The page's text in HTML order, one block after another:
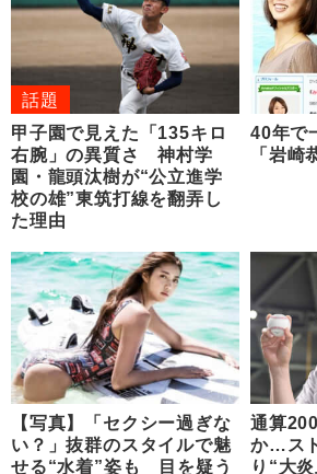
話題
甲子園で見えた「135キロ
右腕」の異質さ 神村学
園・龍頭汰樹が“公立進学
校の雄”東筑打線を翻弄し
た理由
40年で
「岩崎
【写真】「セクシー過ぎな
い？」抜群のスタイルで魅
せる“水着”姿も 目を疑う
通算
か…ス
り“大